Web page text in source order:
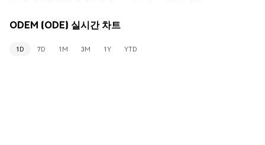
ODEM (ODE) 실시간 차트
1D 7D 1M 3M 1Y YTD